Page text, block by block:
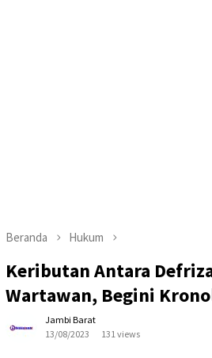
Beranda Hukum
Keributan Antara
Wartawan, Begini
Jambi Barat
13/08/2023
131 views